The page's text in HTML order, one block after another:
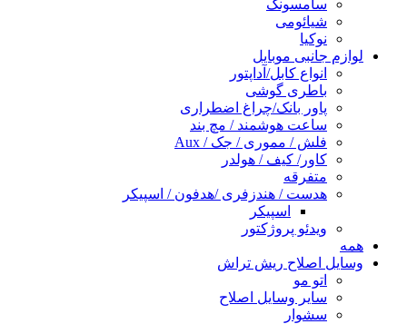
سامسونگ
شیائومی
نوکیا
لوازم جانبی موبایل
انواع کابل/آداپتور
باطری گوشی
پاور بانک/چراغ اضطراری
ساعت هوشمند / مچ بند
فلش / مموری / جک / Aux
کاور/ کیف / هولدر
متفرقه
هدست / هندزفری /هدفون / اسپیکر
اسپیکر
ویدئو پروژکتور
همه
وسایل اصلاح ریش تراش
اتو مو
سایر وسایل اصلاح
سشوار